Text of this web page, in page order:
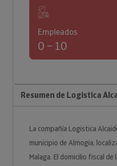
Empleados
0 – 10
Resumen de Logistica
La compañía Logistica
municipio de Almogia,
Malaga. El domicilio fiscal